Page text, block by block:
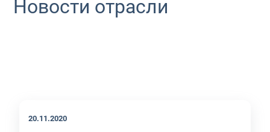
Новости отрасли
20.11.2020